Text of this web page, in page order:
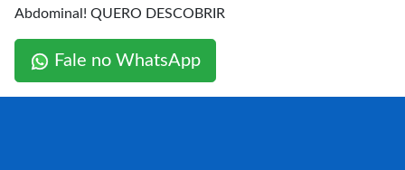
Abdominal! QUERO DESCOBRIR
Fale no WhatsApp